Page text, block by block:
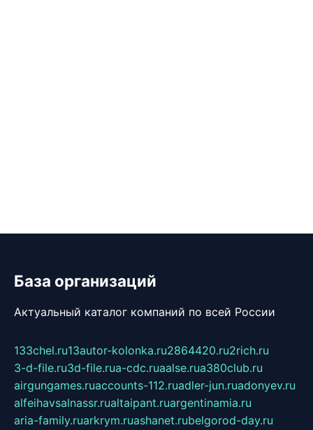
База организаций
Актуальный каталог компаний по всей России
133chel.ru13autor-kolonka.ru2864420.ru2rich.ru
3-d-file.ru3d-file.rua-cdc.ruaalse.rua380club.ru
airgungames.ruaccounts-112.ruadler-jun.ruadonyev.ru
alfeihavsalnassr.rualtaipant.ruargentinamia.ru
aria-family.ruarkrym.ruashanet.rubelgorod-day.ru